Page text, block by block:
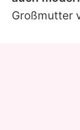
Großmutter